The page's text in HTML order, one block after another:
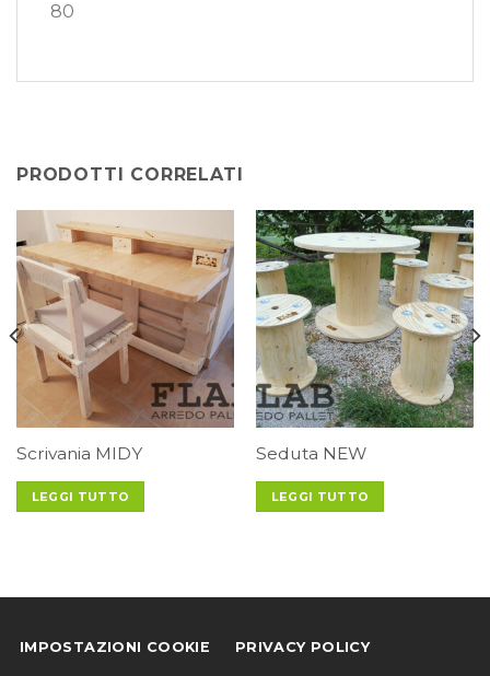
80
PRODOTTI CORRELATI
Scrivania MIDY
LEGGI TUTTO
Seduta NEW
LEGGI TUTTO
IMPOSTAZIONI COOKIE PRIVACY POLICY